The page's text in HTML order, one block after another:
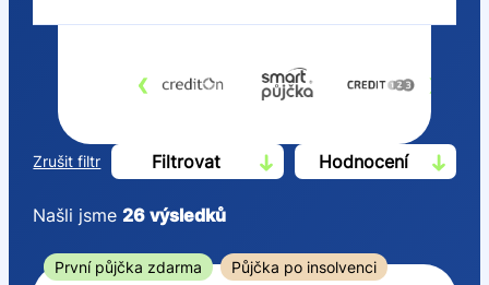
‹ ›
Zrušit filtr Filtrovat Hodnocení
Od
Našli jsme26 výsledků
První půjčka zdarma Půjčka po insolvenci